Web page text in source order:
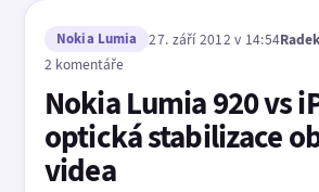
Nokia Lumia 27. září 2012 v 14:54
2 komentáře
Nokia Lumia 920 vs
optická stabilizace
videa